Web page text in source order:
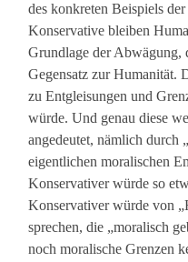
des konkreten Beispiels
Konservative bleiben
Grundlage der Abwägung,
Gegensatz zur Humanität.
zu Entgleisungen und
würde. Und genau diese
angedeutet, nämlich durch
eigentlichen moralischen
Konservativer würde so
Konservativer würde von
sprechen, die „moralisch
noch moralische Grenzen